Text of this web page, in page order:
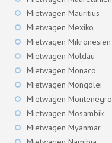
Mietwagen Mauritius
Mietwagen Mexiko
Mietwagen Mikronesien
Mietwagen Moldau
Mietwagen Monaco
Mietwagen Mongolei
Mietwagen Montenegro
Mietwagen Mosambik
Mietwagen Myanmar